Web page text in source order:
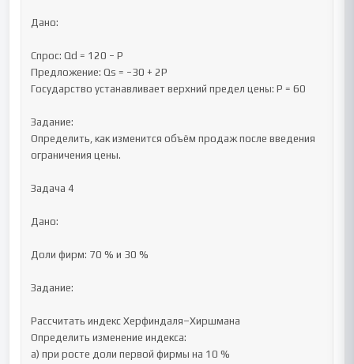
Дано:
Спрос: Qd = 120 − P
Предложение: Qs = −30 + 2P
Государство устанавливает верхний предел цены: P = 60
Задание:
Определить, как изменится объём продаж после введения
ограничения цены.
Задача 4
Дано:
Доли фирм: 70 % и 30 %
Задание:
Рассчитать индекс Херфиндаля–Хиршмана
Определить изменение индекса:
а) при росте доли первой фирмы на 10 %